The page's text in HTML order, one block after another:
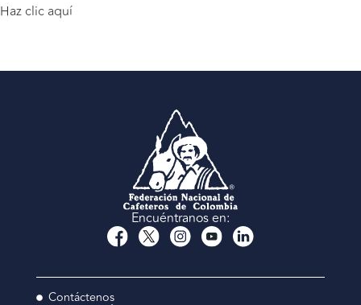
Haz clic aquí
Encuéntranos en:
Contáctenos